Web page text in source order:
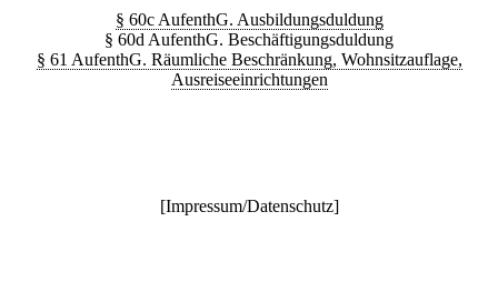
§ 60c AufenthG. Ausbildungsduldung
§ 60d AufenthG. Beschäftigungsduldung
§ 61 AufenthG. Räumliche Beschränkung, Wohnsitzauflage,
Ausreiseeinrichtungen
[Impressum/Datenschutz]